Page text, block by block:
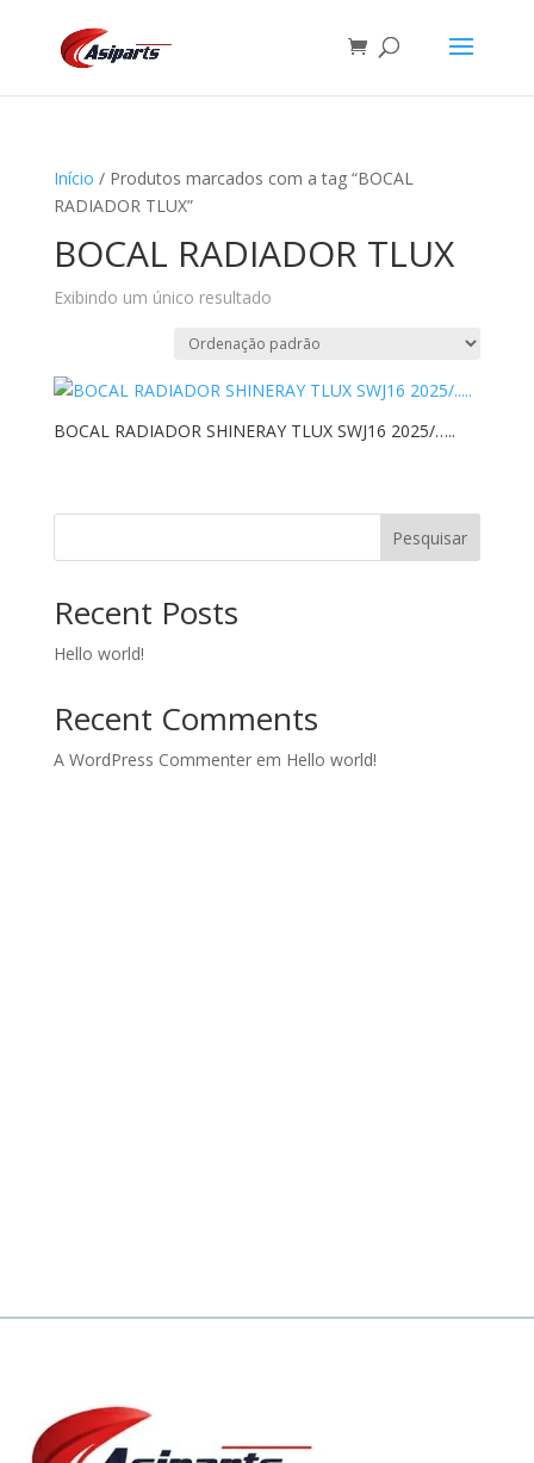
Início / Produtos marcados com a tag “BOCAL
RADIADOR TLUX”
BOCAL RADIADOR TLUX
Exibindo um único resultado
BOCAL RADIADOR SHINERAY TLUX SWJ16 2025/…..
Pesquisar
Recent Posts
Hello world!
Recent Comments
A WordPress Commenterem Hello world!